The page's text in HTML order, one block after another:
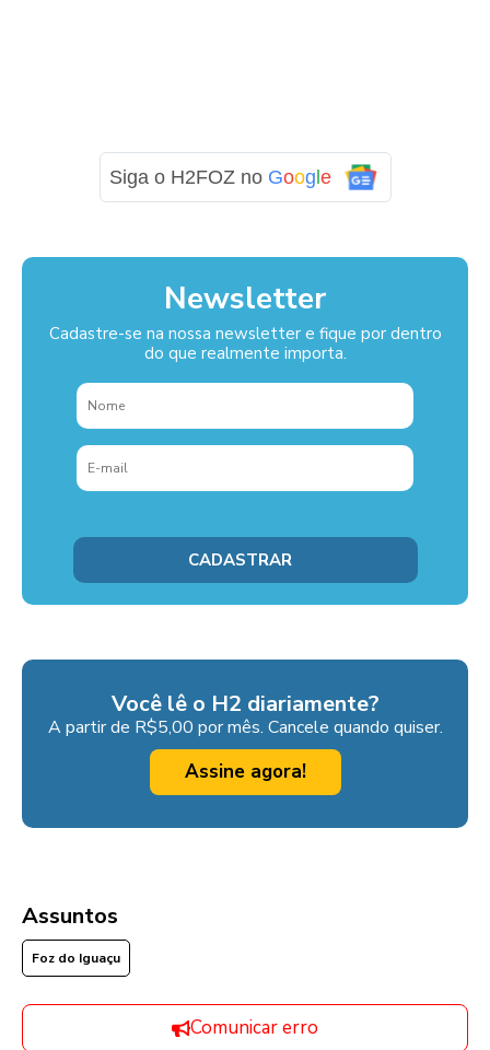
Siga o H2FOZ no Google
Newsletter
Cadastre-se na nossa newsletter e fique por dentro
do que realmente importa.
Você lê o H2 diariamente?
A partir de R$5,00 por mês. Cancele quando quiser.
Assine agora!
Assuntos
Foz do Iguaçu
Comunicar erro